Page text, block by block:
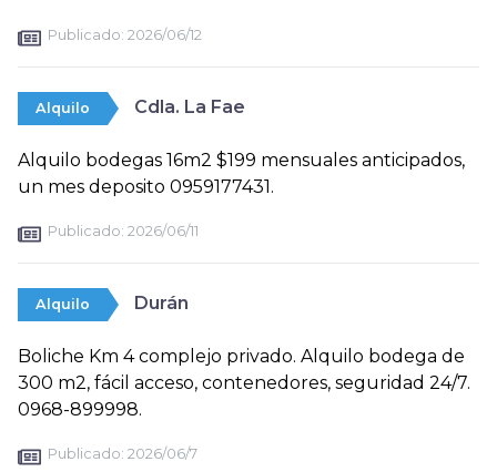
Publicado: 2026/06/12
Alquilo Cdla. La Fae
Alquilo bodegas 16m2 $199 mensuales anticipados,
un mes deposito 0959177431.
Publicado: 2026/06/11
Alquilo Durán
Boliche Km 4 complejo privado. Alquilo bodega de
300 m2, fácil acceso, contenedores, seguridad 24/7.
0968-899998.
Publicado: 2026/06/7